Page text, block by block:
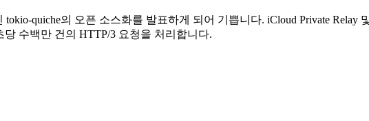
quiche의 오픈 소스화를 발표하게 되어 기쁩니다. iCloud Private Relay
수백만 건의 HTTP/3 요청을 처리합니다.